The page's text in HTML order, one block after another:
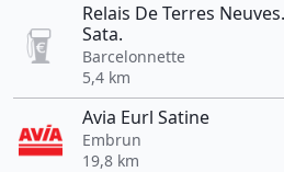
Relais De Terres Neuves.
Sata.
Barcelonnette
5,4 km
Avia Eurl Satine
Embrun
19,8 km